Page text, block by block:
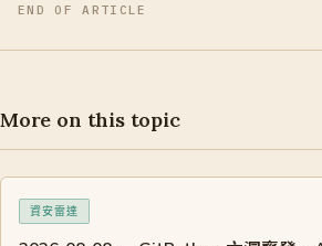
END OF ARTICLE
More on this topic
資安雷達